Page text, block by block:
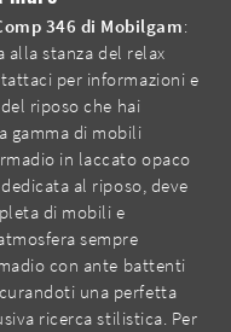
346 di Mobilgam:
stanza del relax
per informazioni e
riposo che hai
gamma di mobili
in laccato opaco
al riposo, deve
di mobili e
sempre
con ante battenti
una perfetta
ricerca stilistica. Per